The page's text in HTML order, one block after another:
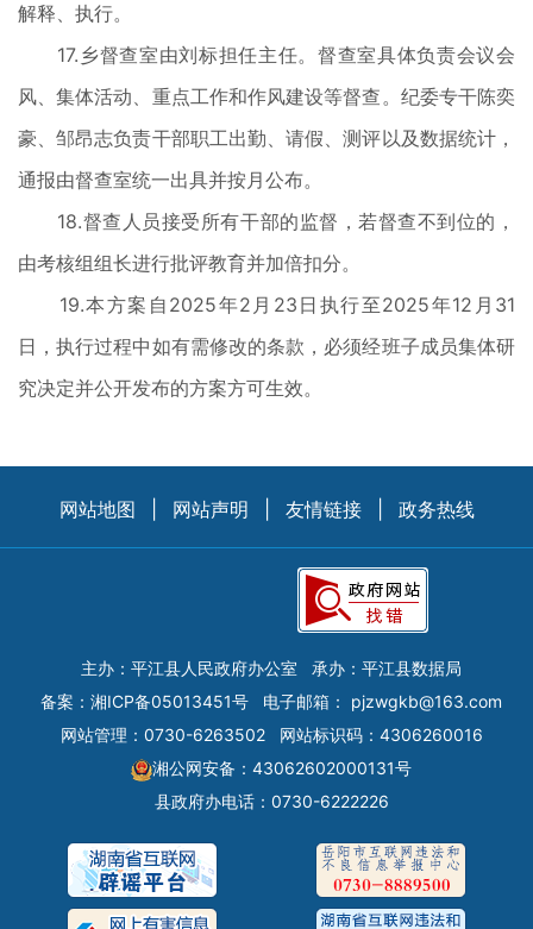
解释、执行。
17.乡督查室由刘标担任主任。督查室具体负责会议会
风、集体活动、重点工作和作风建设等督查。纪委专干陈奕
豪、邹昂志负责干部职工出勤、请假、测评以及数据统计，
通报由督查室统一出具并按月公布。
18.督查人员接受所有干部的监督，若督查不到位的，
由考核组组长进行批评教育并加倍扣分。
19.本方案自2025年2月23日执行至2025年12月31
日，执行过程中如有需修改的条款，必须经班子成员集体研
究决定并公开发布的方案方可生效。
网站地图 网站声明 友情链接 政务热线
主办：平江县人民政府办公室
承办：平江县数据局
备案： 湘ICP备05013451号 电子邮箱： pjzwgkb@163.com
网站管理：0730-6263502
网站标识码：4306260016
湘公网安备：43062602000131号
县政府办电话：0730-6222226